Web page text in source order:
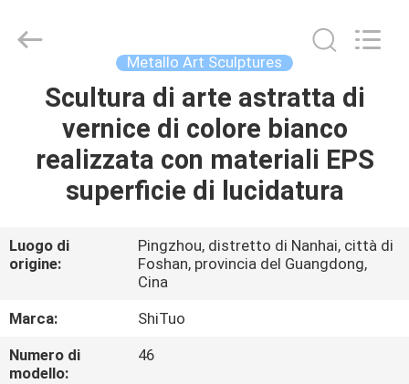
CASA.
PRODOTTI
SU
NOI
Crafts
Metallo Art Sculptures
Scultura di arte astratta di
vernice di colore bianco
realizzata con materiali EPS
superficie di lucidatura
Luogo di
origine:
Pingzhou, distretto di Nanhai, città di
Foshan, provincia del Guangdong,
Cina
Marca:
ShiTuo
Numero di
modello:
46